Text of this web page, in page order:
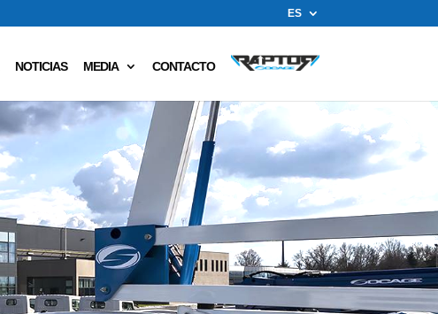
ES
NOTICIAS MEDIA CONTACTO